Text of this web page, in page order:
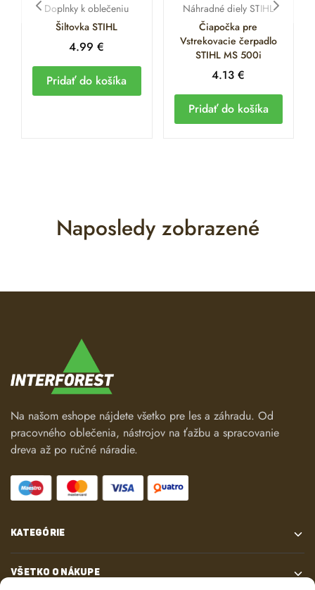
Doplnky k oblečeniu
Šiltovka STIHL
4.99€
Pridať do košíka
Náhradné diely STIHL
Čiapočka pre
Vstrekovacie čerpadlo
STIHL MS 500i
4.13€
Pridať do košíka
Naposledy zobrazené
Na našom eshope nájdete všetko pre les a záhradu. Od
pracovného oblečenia, nástrojov na ťažbu a spracovanie
dreva až po ručné náradie.
KATEGÓRIE
VŠETKO O NÁKUPE